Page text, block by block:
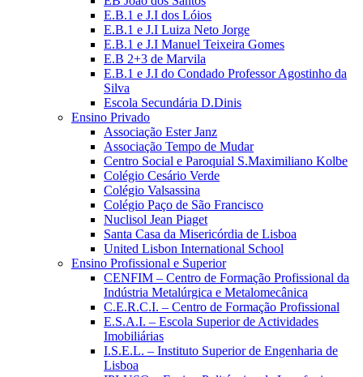
E.B.1 e J.I dos Lóios
E.B.1 e J.I Luiza Neto Jorge
E.B.1 e J.I Manuel Teixeira Gomes
E.B 2+3 de Marvila
E.B.1 e J.I do Condado Professor Agostinho da
Silva
Escola Secundária D.Dinis
Ensino Privado
Associação Ester Janz
Associação Tempo de Mudar
Centro Social e Paroquial S.Maximiliano Kolbe
Colégio Cesário Verde
Colégio Valsassina
Colégio Paço de São Francisco
Nuclisol Jean Piaget
Santa Casa da Misericórdia de Lisboa
United Lisbon International School
Ensino Profissional e Superior
CENFIM – Centro de Formação Profissional da
Indústria Metalúrgica e Metalomecânica
C.E.R.C.I. – Centro de Formação Profissional
E.S.A.I. – Escola Superior de Actividades
Imobiliárias
I.S.E.L. – Instituto Superior de Engenharia de
Lisboa